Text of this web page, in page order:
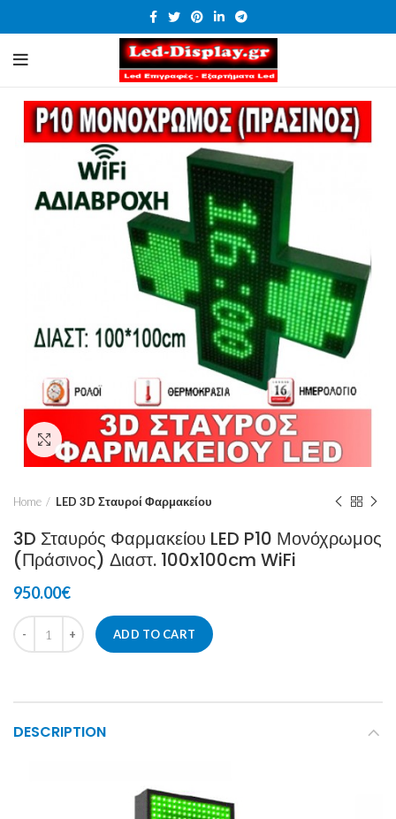
Click to enlarge
Home LED 3D Σταυροί Φαρμακείου
3D Σταυρός Φαρμακείου LED P10 Μονόχρωμος
(Πράσινος) Διαστ. 100x100cm WiFi
950.00€
ADD TO CART
DESCRIPTION